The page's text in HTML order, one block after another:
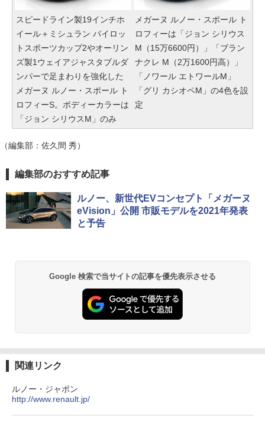
スピードライン製19インチホ
イール＋ミシュラン パイロッ
トスポーツカップ2やオーリン
ズ製1ウェイアジャスタブルダ
ンパーで足まわりを強化した
メガーヌ ルノー・スポール ト
ロフィーS。ボディーカラーは
「ジョン シリウスM」のみ
メガーヌ ルノー・スポール ト
ロフィーは「ジョン シリウス
M（15万6600円）」「ブラン
ナクレ M（2万1600円高）」
「ノワール エトワールM」
「グリ カシオペM」の4色を設
定
（編集部：佐久間 秀）
編集部のおすすめ記事
ルノー、新世代EVコンセプト「メガーヌ
eVision」公開 市販モデルを2021年発表
と予告
Google 検索で当サイトの記事を優先表示させる
関連リンク
ルノー・ジャポン
http://www.renault.jp/